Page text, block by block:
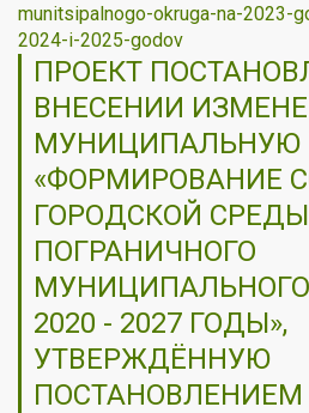
munitsipalnogo-okruga-na-2023-
2024-i-2025-godov
ПРОЕКТ
ВНЕСЕНИИ
МУНИЦИПАЛЬНУЮ
«ФОРМИРОВАНИЕ
ГОРОДСКОЙ СРЕДЫ
ПОГРАНИЧНОГО
2020 - 2027 ГОДЫ»,
УТВЕРЖДЁННУЮ
ПОСТАНОВЛЕНИЕМ